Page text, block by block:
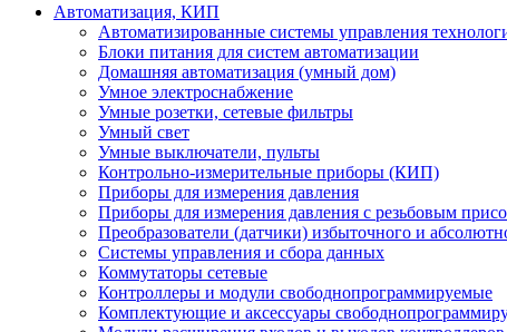
Автоматизация, КИП
Автоматизированные системы управления
Блоки питания для систем автоматизации
Домашняя автоматизация (умный дом)
Умное электроснабжение
Умные розетки, сетевые фильтры
Умный свет
Умные выключатели, пульты
Контрольно-измерительные приборы (КИП)
Приборы для измерения давления
Приборы для измерения давления с резьбовым
Преобразователи (датчики) избыточного и
Системы управления и сбора данных
Коммутаторы сетевые
Контроллеры и модули свободнопрограммируемые
Комплектующие и аксессуары